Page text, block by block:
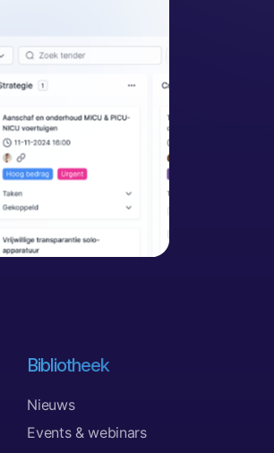
Bibliotheek
Nieuws
Events & webinars